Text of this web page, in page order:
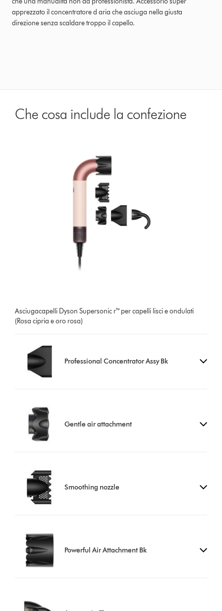
apprezzato il concentratore d aria che asciuga nella giusta
direzione senza scaldare troppo il capello.
Che cosa include la confezione
Asciugacapelli Dyson Supersonic r™ per capelli lisci e ondulati
(Rosa cipria e oro rosa)
Professional Concentrator Assy Bk
Gentle air attachment
Smoothing nozzle
Powerful Air Attachment Bk